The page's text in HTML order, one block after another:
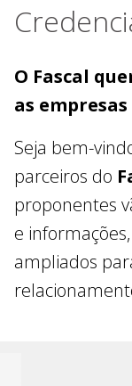
O Fascal
as
Seja bem-
parceiros do
proponentes
e
ampliados